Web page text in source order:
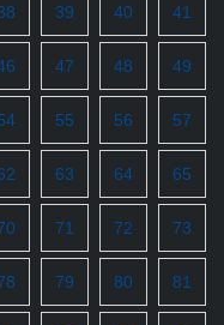
39 40 41
47 48 49
55 56 57
63 64 65
71 72 73
79 80 81